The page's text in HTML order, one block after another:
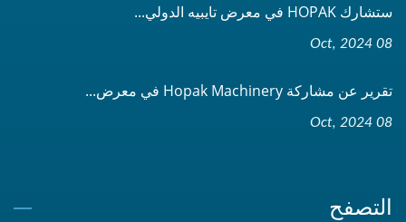
ستشارك HOPAK في معرض تايبيه الدولي...
08 Oct, 2024
تقرير عن مشاركة Hopak Machinery في معرض...
08 Oct, 2024
التصفح